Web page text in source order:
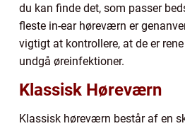
du kan finde det, som passer
fleste in-ear høreværn er
vigtigt at kontrollere, at de er
undgå øreinfektioner.
Klassisk Høreværn
Klassisk høreværn består af en